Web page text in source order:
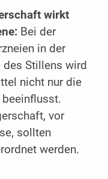
wirkt
Bei der
in der
Stillens wird
nicht nur die
beeinflusst.
vor
sollten
werden.